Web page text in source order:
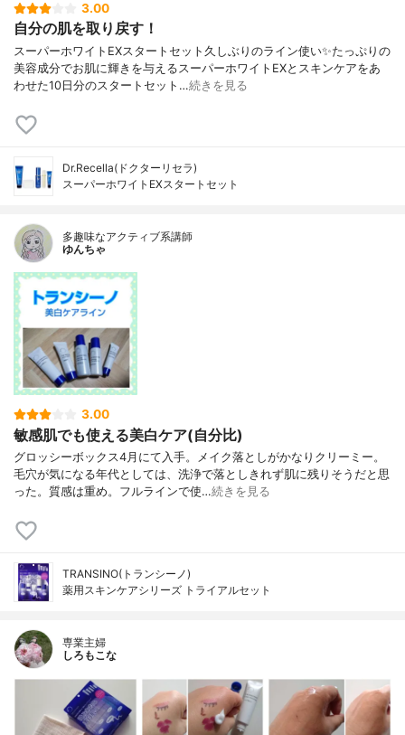
3.00
自分の肌を取り戻す！
スーパーホワイトEXスタートセット久しぶりのライン使い✨たっぷりの
美容成分でお肌に輝きを与えるスーパーホワイトEXとスキンケアをあ
わせた10日分のスタートセット…続きを見る
Dr.Recella(ドクターリセラ)
スーパーホワイトEXスタートセット
多趣味なアクティブ系講師
ゆんちゃ
3.00
敏感肌でも使える美白ケア(自分比)
グロッシーボックス4月にて入手。メイク落としがかなりクリーミー。
毛穴が気になる年代としては、洗浄で落としきれず肌に残りそうだと思
った。質感は重め。フルラインで使…続きを見る
TRANSINO(トランシーノ)
薬用スキンケアシリーズ トライアルセット
専業主婦
しろもこな